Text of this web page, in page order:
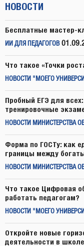
НОВОСТИ
Бесплатные мастер-
ИИ ДЛЯ ПЕДАГОГОВ
Что такое «Точки
НОВОСТИ "МОЕГО
Пробный ЕГЭ для
тренировочные
НОВОСТИ МИНИСТЕРСТВА
Форма по ГОСТу: как
границы между
НОВОСТИ МИНИСТЕРСТВА
Что такое Цифровая
работать педагогам?
НОВОСТИ "МОЕГО
Откройте новые
деятельности в